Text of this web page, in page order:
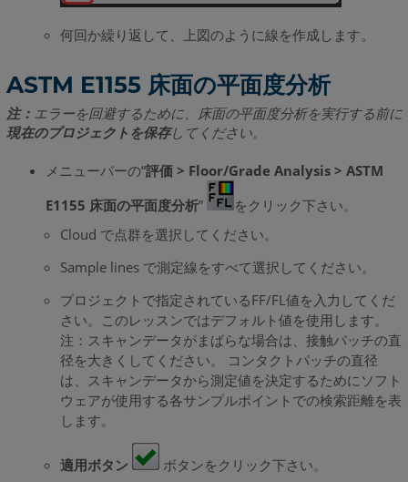
何回か繰り返して、上図のように線を作成します。
ASTM E1155 床面の平面度分析
注： エラーを回避するために、床面の平面度分析を実行する前に
現在のプロジェクトを保存してください。
メニューバーの“評価 > Floor/Grade Analysis > ASTM
E1155 床面の平面度分析”
をクリック下さい。
Cloud で点群を選択してください。
Sample lines で測定線をすべて選択してください。
プロジェクトで指定されているFF/FL値を入力してくだ
さい。このレッスンではデフォルト値を使用します。
注：スキャンデータがまばらな場合は、接触パッチの直
径を大きくしてください。 コンタクトパッチの直径
は、スキャンデータから測定値を決定するためにソフト
ウェアが使用する各サンプルポイントでの検索距離を表
します。
適用ボタン ボタンをクリック下さい。